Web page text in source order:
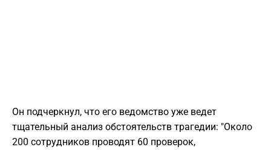
Он подчеркнул, что его ведомство уже ведет
тщательный анализ обстоятельств трагедии: "Около
200 сотрудников проводят 60 проверок,